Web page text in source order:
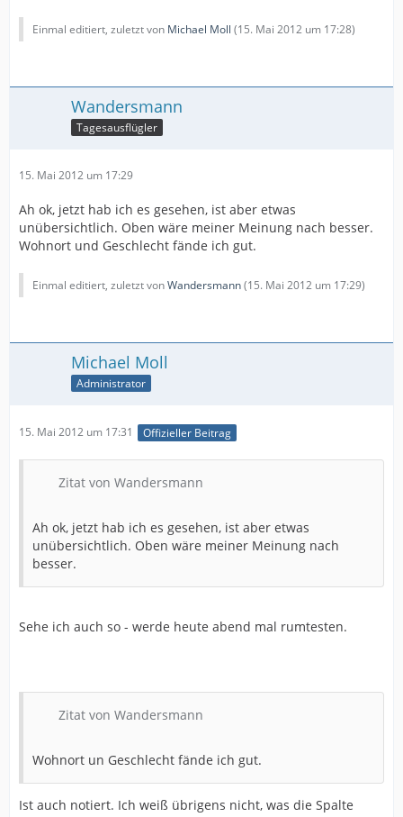
Einmal editiert, zuletzt von Michael Moll (15. Mai 2012 um 17:28)
Wandersmann
Tagesausflügler
15. Mai 2012 um 17:29
Ah ok, jetzt hab ich es gesehen, ist aber etwas
unübersichtlich. Oben wäre meiner Meinung nach besser.
Wohnort und Geschlecht fände ich gut.
Einmal editiert, zuletzt vonWandersmann(15. Mai 2012 um 17:29)
Michael Moll
Administrator
15. Mai 2012 um 17:31 Offizieller Beitrag
Zitat von Wandersmann
Ah ok, jetzt hab ich es gesehen, ist aber etwas
unübersichtlich. Oben wäre meiner Meinung nach
besser.
Sehe ich auch so - werde heute abend mal rumtesten.
Zitat von Wandersmann
Wohnort un Geschlecht fände ich gut.
Ist auch notiert. Ich weiß übrigens nicht, was die Spalte